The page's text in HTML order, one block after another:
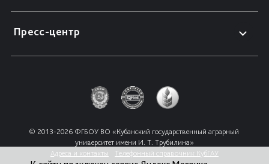
Пресс-центр
© 2013-2026 ФГБОУ ВО «Кубанский государственный аграрный
университет имени И. Т. Трубилина»
Адреса и контакты
Телефонный справочник КубГАУ